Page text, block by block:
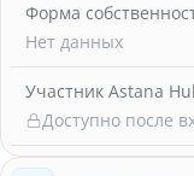
Форма
Нет данных
Участник Astana
Доступно после